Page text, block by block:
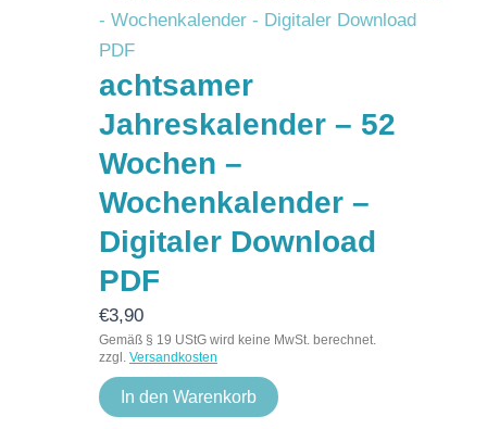
achtsamer
Jahreskalender – 52
Wochen –
Wochenkalender –
Digitaler Download
PDF
€3,90
Gemäß § 19 UStG wird keine MwSt. berechnet.
zzgl. Versandkosten
In den Warenkorb